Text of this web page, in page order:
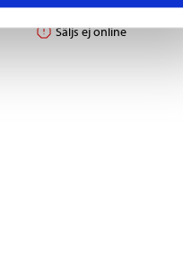
24-4026
Säljs ej online